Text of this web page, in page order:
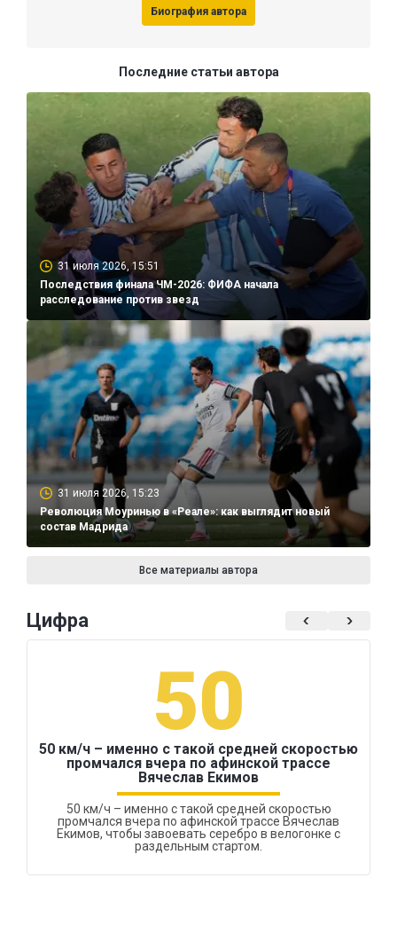
Биография автора
Последние статьи автора
31 июля 2026, 15:51
Последствия финала ЧМ-2026: ФИФА начала
расследование против звезд
31 июля 2026, 15:23
Революция Моуринью в «Реале»: как выглядит новый
состав Мадрида
Все материалы автора
Цифра
50
50 км/ч – именно с такой средней скоростью
промчался вчера по афинской трассе
Вячеслав Екимов
50 км/ч – именно с такой средней скоростью
промчался вчера по афинской трассе Вячеслав
Екимов, чтобы завоевать серебро в велогонке с
раздельным стартом.